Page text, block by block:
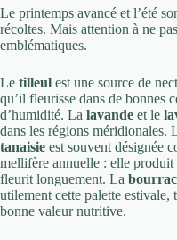
Le printemps avancé et l’été
récoltes. Mais attention à ne
emblématiques.
Le tilleul est une source de
qu’il fleurisse dans de bonnes
d’humidité. La lavande et le
dans les régions méridionales.
tanaisie est souvent désignée
mellifère annuelle : elle produit
fleurit longuement. La
utilement cette palette
bonne valeur nutritive.